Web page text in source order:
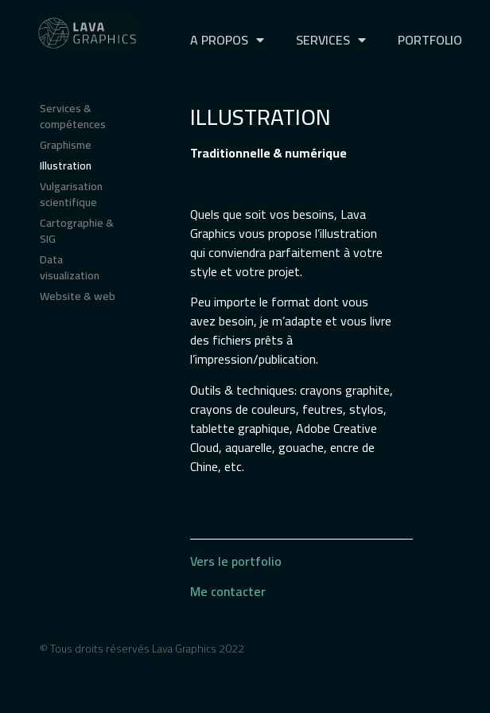
A PROPOS SERVICES PORTFOLIO
Services &
compétences
Graphisme
Illustration
Vulgarisation
scientifique
Cartographie &
SIG
Data
visualization
Website & web
ILLUSTRATION
Traditionnelle & numérique
Quels que soit vos besoins, Lava
Graphics vous propose l’illustration
qui conviendra parfaitement à votre
style et votre projet.
Peu importe le format dont vous
avez besoin, je m’adapte et vous livre
des fichiers prêts à
l’impression/publication.
Outils & techniques: crayons graphite,
crayons de couleurs, feutres, stylos,
tablette graphique, Adobe Creative
Cloud, aquarelle, gouache, encre de
Chine, etc.
Vers le portfolio
Me contacter
© Tous droits réservés Lava Graphics 2022